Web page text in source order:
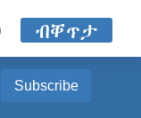
ብቐጥታ
Subscribe